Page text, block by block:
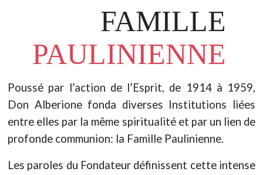
FAMILLE
PAULINIENNE
Poussé par l’action de l’Esprit, de 1914 à 1959,
Don Alberione fonda diverses Institutions liées
entre elles par la même spiritualité et par un lien de
profonde communion: la Famille Paulinienne.
Les paroles du Fondateur définissent cette intense